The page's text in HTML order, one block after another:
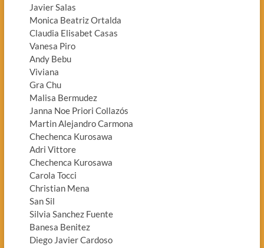
Javier Salas
Monica Beatriz Ortalda
Claudia Elisabet Casas
Vanesa Piro
Andy Bebu
Viviana
Gra Chu
Malisa Bermudez
Janna Noe Priori Collazós
Martin Alejandro Carmona
Chechenca Kurosawa
Adri Vittore
Chechenca Kurosawa
Carola Tocci
Christian Mena
San Sil
Silvia Sanchez Fuente
Banesa Benitez
Diego Javier Cardoso